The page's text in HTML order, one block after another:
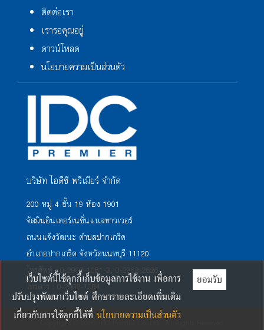
ติดต่อเรา
เรารอคุณอยู่
ดาวน์โหลด
นโยบายความเป็นส่วนตัว
บริษัท ไอดีซี พรีเมียร์ จำกัด
200 หมู่ 4 ชั้น 19 ห้อง 1901
จัสมินอินเตอร์เนชั่นแนลทาวเวอร์
ถนนแจ้งวัฒนะ ตำบลปากเกร็ด
อำเภอปากเกร็ด จังหวัดนนทบุรี 11120
โทรศัพท์ : 0-2962-1081-3, 0-2962-2626
โทรสาร : 0-2962-1084
Copyright © 2026. IDC Premier Co.,Ltd.. All Rights Reserved
เว็บไซต์นี้ใช้คุกกี้เก็บข้อมูลการใช้งาน เพื่อการ
ปรับปรุงพัฒนาเว็บไซต์ ศึกษารายละเอียดเพิ่มเติม
เกี่ยวกับการใช้คุกกี้ได้ที่ นโยบายความเป็นส่วนตัว
ยอมรับ